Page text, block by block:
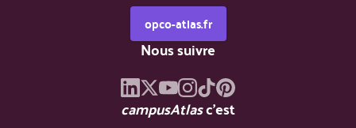
opco-atlas.fr
Nous suivre
campusAtlasc'est